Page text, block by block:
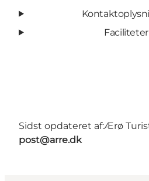
Faciliteter
Sidst opdateret af:Ærø
post@arre.dk